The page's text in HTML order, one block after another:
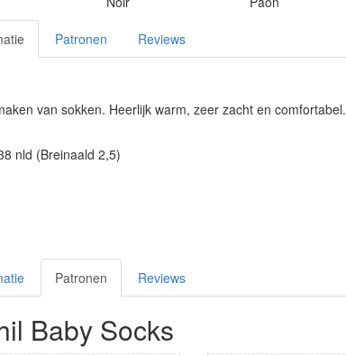
Patronen Reviews
van sokken. Heerlijk warm, zeer zacht en comfortabel.
nld (Breinaald 2,5)
Patronen Reviews
Baby Socks